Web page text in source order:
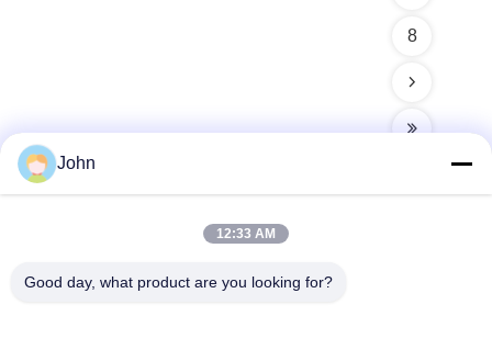
8
John
12:33 AM
Good day, what product are you looking for?